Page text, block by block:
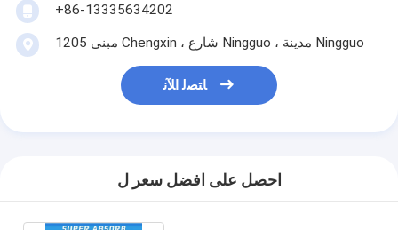
+86-13335634202
1205 مبنى Chengxin ، شارع Ningguo ، مدينة Ningguo
ﺎﺘﺼﻟ ﺍﻶﻧ
احصل على افضل سعر ل